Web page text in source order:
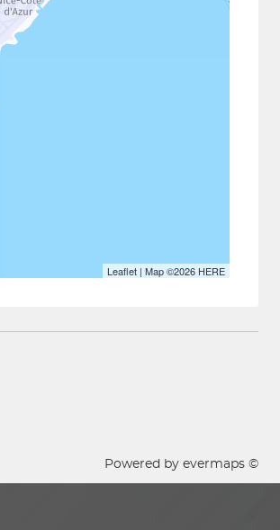
Leaflet| Map ©2026 HERE
Powered by evermaps ©